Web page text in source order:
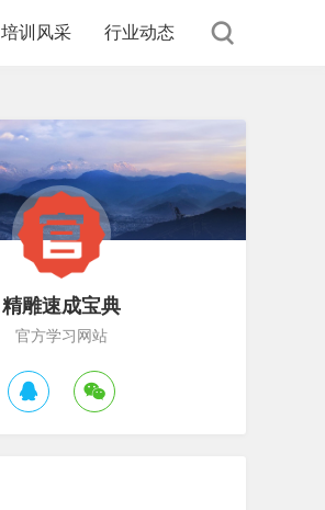
培训风采 行业动态
精雕速成宝典
官方学习网站